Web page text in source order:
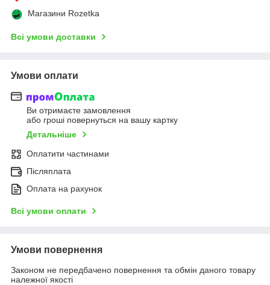
Магазини Rozetka
Всі умови доставки
Умови оплати
Ви отримаєте замовлення
або гроші повернуться на вашу картку
Детальніше
Оплатити частинами
Післяплата
Оплата на рахунок
Всі умови оплати
Умови повернення
Законом не передбачено повернення та обмін даного товару
належної якості